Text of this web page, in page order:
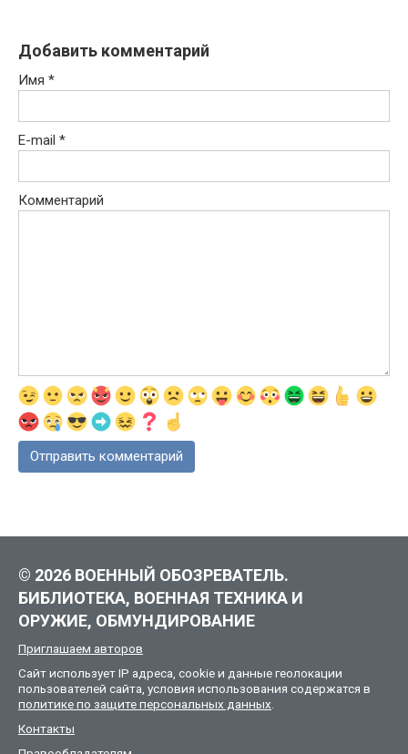
Добавить комментарий
Имя *
E-mail *
Комментарий
© 2026 ВОЕННЫЙ ОБОЗРЕВАТЕЛЬ.
БИБЛИОТЕКА, ВОЕННАЯ ТЕХНИКА И
ОРУЖИЕ, ОБМУНДИРОВАНИЕ
Приглашаем авторов
Сайт использует IP адреса, cookie и данные геолокации
пользователей сайта, условия использования содержатся в
политике по защите персональных данных
Контакты